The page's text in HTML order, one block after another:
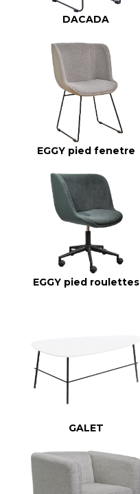
DACADA
EGGY pied fenetre
EGGY pied roulettes
GALET